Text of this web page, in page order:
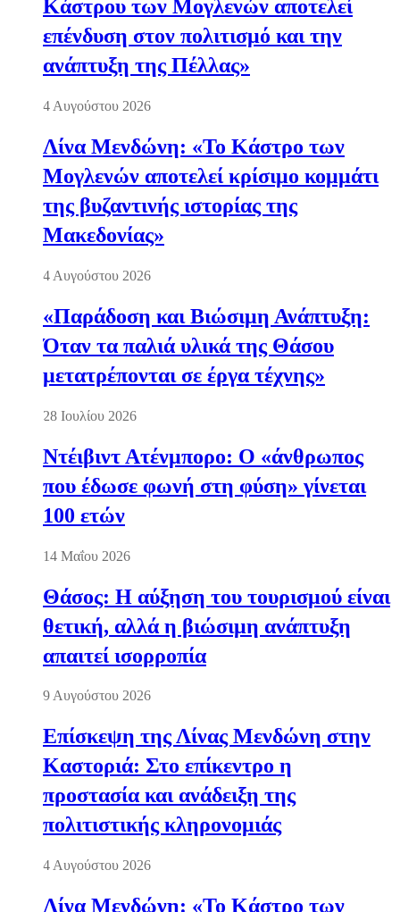
Κάστρου των Μογλενών αποτελεί
επένδυση στον πολιτισμό και την
ανάπτυξη της Πέλλας»
4 Αυγούστου 2026
Λίνα Μενδώνη: «Το Κάστρο των
Μογλενών αποτελεί κρίσιμο κομμάτι
της βυζαντινής ιστορίας της
Μακεδονίας»
4 Αυγούστου 2026
«Παράδοση και Βιώσιμη Ανάπτυξη:
Όταν τα παλιά υλικά της Θάσου
μετατρέπονται σε έργα τέχνης»
28 Ιουλίου 2026
Ντέιβιντ Ατένμπορο: Ο «άνθρωπος
που έδωσε φωνή στη φύση» γίνεται
100 ετών
14 Μαΐου 2026
Θάσος: Η αύξηση του τουρισμού είναι
θετική, αλλά η βιώσιμη ανάπτυξη
απαιτεί ισορροπία
9 Αυγούστου 2026
Επίσκεψη της Λίνας Μενδώνη στην
Καστοριά: Στο επίκεντρο η
προστασία και ανάδειξη της
πολιτιστικής κληρονομιάς
4 Αυγούστου 2026
Λίνα Μενδώνη: «Το Κάστρο των